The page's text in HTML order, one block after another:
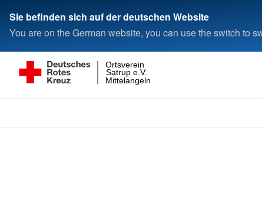
Sie befinden sich auf der deutschen Website
You are on the German website, you can use the switch to
Mittelangeln
Satrup e.V.
Ortsverein